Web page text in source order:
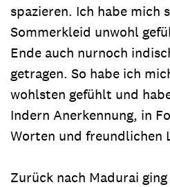
spazieren. Ich habe mich
Sommerkleid unwohl
Ende auch nurnoch
getragen. So habe ich
wohlsten gefühlt und
Indern Anerkennung, in
Worten und freundlichen
Zurück nach Madurai